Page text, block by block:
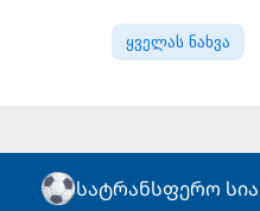
ფინალურ
ყველას ნახვა
სატრანსფერო